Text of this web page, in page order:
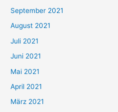
n
n
a
c
h
:
September 2021
August 2021
Juli 2021
Juni 2021
Mai 2021
April 2021
März 2021